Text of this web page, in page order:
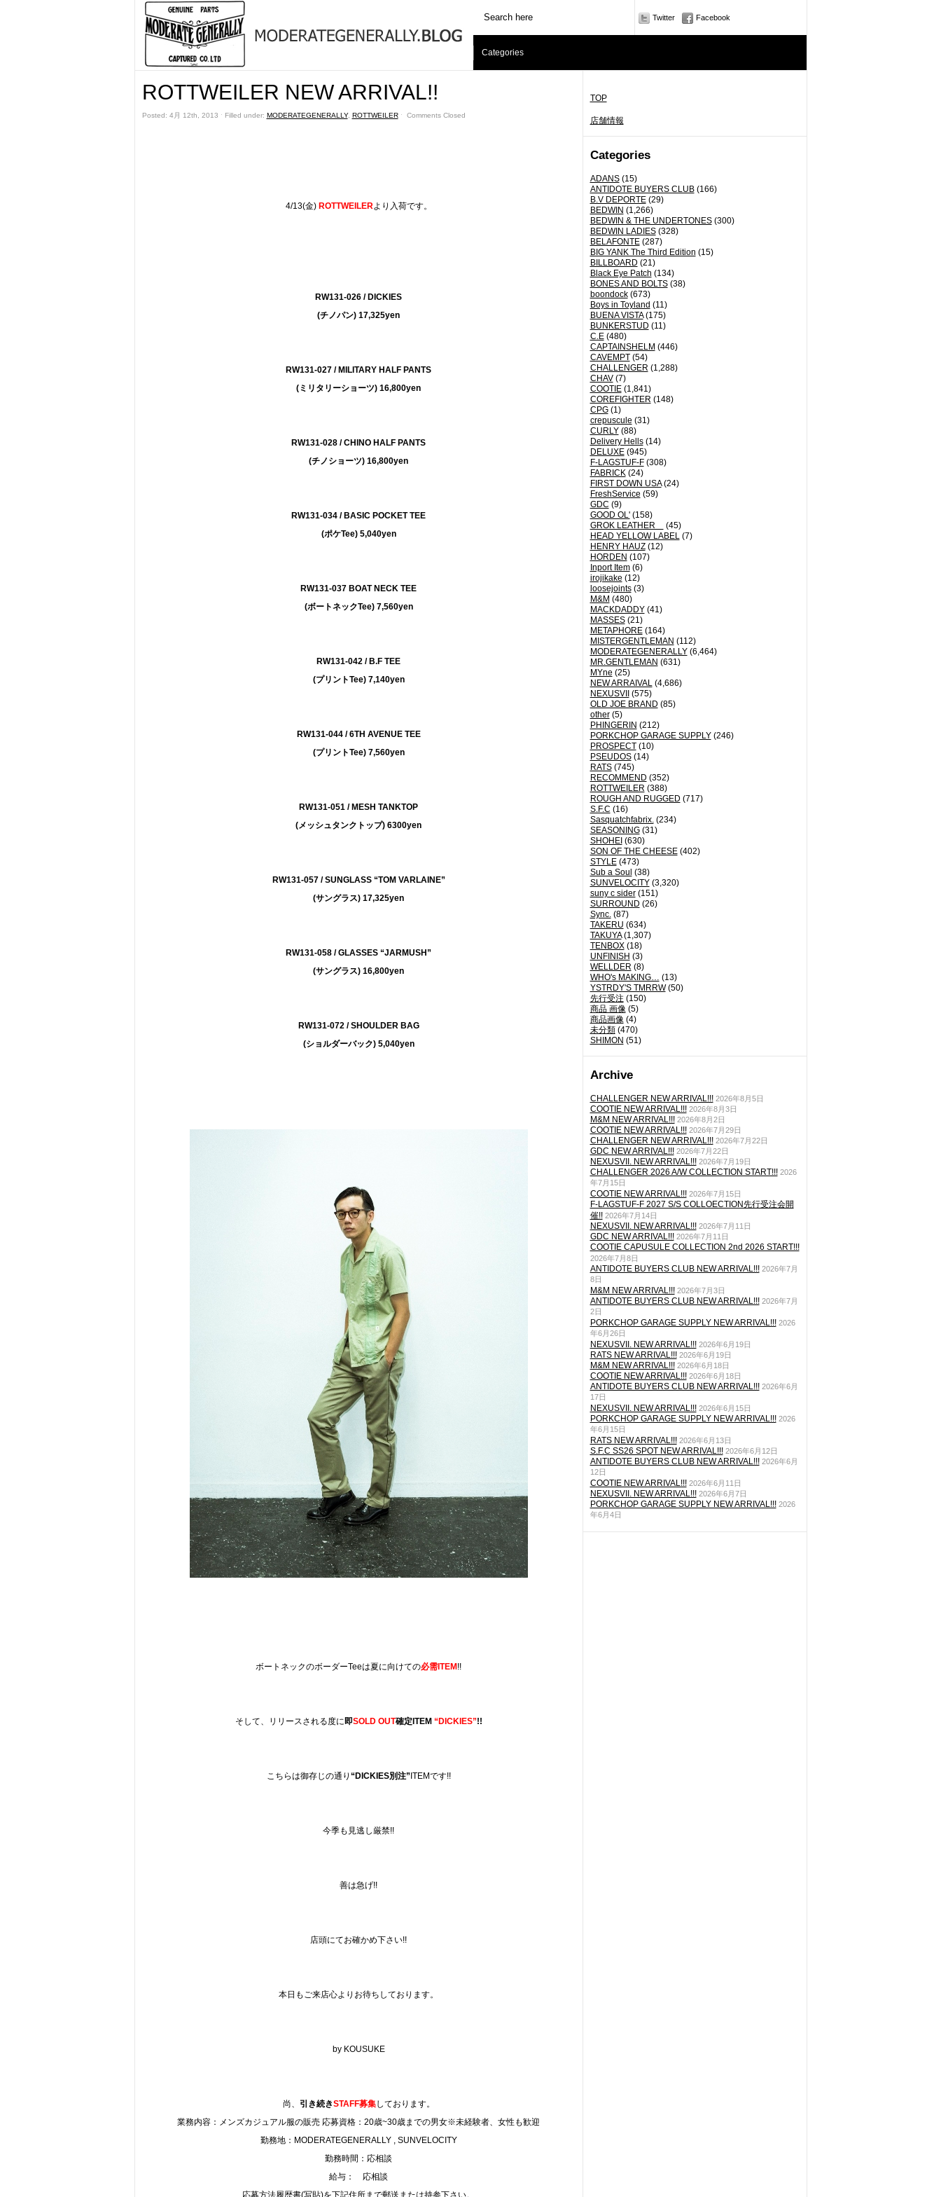
Twitter Facebook
Categories
TOP
店舗情報
Categories
ADANS(15)
ANTIDOTE BUYERS CLUB(166)
B.V DEPORTE(29)
BEDWIN (1,266)
BEDWIN & THE UNDERTONES(300)
BEDWIN LADIES(328)
BELAFONTE(287)
BIG YANK The Third Edition (15)
BILLBOARD (21)
Black Eye Patch (134)
BONES AND BOLTS(38)
boondock(673)
Boys in Toyland (11)
BUENA VISTA(175)
BUNKERSTUD (11)
C.E(480)
CAPTAINSHELM (446)
CAVEMPT(54)
CHALLENGER (1,288)
CHAV(7)
COOTIE(1,841)
COREFIGHTER (148)
CPG(1)
crepuscule (31)
CURLY(88)
Delivery Hells(14)
DELUXE(945)
F-LAGSTUF-F(308)
FABRICK(24)
FIRST DOWN USA(24)
FreshService (59)
GDC (9)
GOOD OL'(158)
GROK LEATHER
(45)
HEAD YELLOW LABEL(7)
HENRY HAUZ(12)
HORDEN (107)
Inport Item(6)
irojikake (12)
loosejoints(3)
M&M (480)
MACKDADDY(41)
MASSES(21)
METAPHORE(164)
MISTERGENTLEMAN (112)
MODERATEGENERALLY(6,464)
MR.GENTLEMAN (631)
MYne (25)
NEW ARRAIVAL(4,686)
NEXUSVII
(575)
OLD JOE BRAND (85)
other(5)
PHINGERIN (212)
PORKCHOP GARAGE SUPPLY(246)
PROSPECT(10)
PSEUDOS(14)
RATS(745)
RECOMMEND (352)
ROTTWEILER (388)
ROUGH AND RUGGED (717)
S.F.C (16)
Sasquatchfabrix.(234)
SEASONING(31)
SHOHEI (630)
SON OF THE CHEESE(402)
STYLE(473)
Sub a Soul (38)
SUNVELOCITY(3,320)
suny c sider(151)
SURROUND (26)
Sync.(87)
TAKERU (634)
TAKUYA(1,307)
TENBOX(18)
UNFINISH (3)
WELLDER (8)
WHO's MAKING… (13)
YSTRDY'S TMRRW(50)
先行受注 (150)
商品 画像(5)
商品画像(4)
未分類(470)
SHIMON (51)
Archive
CHALLENGER NEW ARRIVAL!!! 2026年8月5日
COOTIE NEW ARRIVAL!!! 2026年8月3日
M&M NEW ARRIVAL!!! 2026年8月2日
COOTIE NEW ARRIVAL!!! 2026年7月29日
CHALLENGER NEW ARRIVAL!!! 2026年7月22日
GDC NEW ARRIVAL!!! 2026年7月22日
NEXUSVII. NEW ARRIVAL!!! 2026年7月19日
CHALLENGER 2026 A/W COLLECTION START!!! 2026
年7月15日
COOTIE NEW ARRIVAL!!! 2026年7月15日
F-LAGSTUF-F 2027 S/S COLLOECTION先行受注会開
催!! 2026年7月14日
NEXUSVII. NEW ARRIVAL!!! 2026年7月11日
GDC NEW ARRIVAL!!! 2026年7月11日
COOTIE CAPUSULE COLLECTION 2nd 2026 START!!!
2026年7月8日
ANTIDOTE BUYERS CLUB NEW ARRIVAL!!! 2026年7月
8日
M&M NEW ARRIVAL!!! 2026年7月3日
ANTIDOTE BUYERS CLUB NEW ARRIVAL!!! 2026年7月
2日
PORKCHOP GARAGE SUPPLY NEW ARRIVAL!!! 2026
年6月26日
NEXUSVII. NEW ARRIVAL!!! 2026年6月19日
RATS NEW ARRIVAL!!! 2026年6月19日
M&M NEW ARRIVAL!!! 2026年6月18日
COOTIE NEW ARRIVAL!!! 2026年6月18日
ANTIDOTE BUYERS CLUB NEW ARRIVAL!!! 2026年6月
17日
NEXUSVII. NEW ARRIVAL!!! 2026年6月15日
PORKCHOP GARAGE SUPPLY NEW ARRIVAL!!! 2026
年6月15日
RATS NEW ARRIVAL!!! 2026年6月13日
S.F.C SS26 SPOT NEW ARRIVAL!!! 2026年6月12日
ANTIDOTE BUYERS CLUB NEW ARRIVAL!!! 2026年6月
12日
COOTIE NEW ARRIVAL!!! 2026年6月11日
NEXUSVII. NEW ARRIVAL!!! 2026年6月7日
PORKCHOP GARAGE SUPPLY NEW ARRIVAL!!! 2026
年6月4日
ROTTWEILER NEW ARRIVAL!!
Posted: 4月 12th, 2013 ˑ Filled under: MODERATEGENERALLY, ROTTWEILERˑ Comments Closed
4/13(金)ROTTWEILERより入荷です。
RW131-026 / DICKIES
(チノパン) 17,325yen
RW131-027 / MILITARY HALF PANTS
(ミリタリーショーツ) 16,800yen
RW131-028 / CHINO HALF PANTS
(チノショーツ) 16,800yen
RW131-034 / BASIC POCKET TEE
(ポケTee) 5,040yen
RW131-037 BOAT NECK TEE
(ボートネックTee) 7,560yen
RW131-042 / B.F TEE
(プリントTee) 7,140yen
RW131-044 / 6TH AVENUE TEE
(プリントTee) 7,560yen
RW131-051 / MESH TANKTOP
(メッシュタンクトップ) 6300yen
RW131-057 / SUNGLASS “TOM VARLAINE”
(サングラス) 17,325yen
RW131-058 / GLASSES “JARMUSH”
(サングラス) 16,800yen
RW131-072 / SHOULDER BAG
(ショルダーバック) 5,040yen
ボートネックのボーダーTeeは夏に向けての必需ITEM !!
そして、リリースされる度に即SOLD OUT確定ITEM “DICKIES”!!
こちらは御存じの通り “DICKIES別注”ITEMです!!
今季も見逃し厳禁!!
善は急げ!!
店頭にてお確かめ下さい!!
本日もご来店心よりお待ちしております。
by KOUSUKE
尚、 引き続きSTAFF募集しております。
業務内容：メンズカジュアル服の販売 応募資格：20歳~30歳までの男女※未経験者、女性も歓迎
勤務地：MODERATEGENERALLY , SUNVELOCITY
勤務時間：応相談
給与： 応相談
応募方法履歴書(写貼)を下記住所まで郵送または持参下さい。